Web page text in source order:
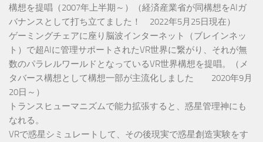
構想を提唱（2007年上半期～）（経済産業省が同構想をAIガ
バナンスとして打ち立てました！ 2022年5月25日現在）
ゲーミングチェアに座り脳波インターネット（ブレインネッ
ト）で超AIに管理サポートされたVR世界に繋がり、それが無
数のパラレルワールドとなっているVR世界構想を提唱。（メ
タバース構想として構想一部が主流化しました 2020年9月
20日～）
トランスヒューマニズムで能力拡張すると、惑星管理神にも
なれる。
VRで惑星シミュレートして、その後現実で惑星創造実験をす